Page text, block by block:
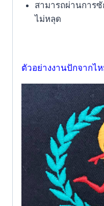
สามารถผ่านการ
ไม่หลุด
ตัวอย่างงานปักจากไ